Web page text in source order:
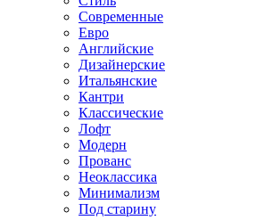
Современные
Евро
Английские
Дизайнерские
Итальянские
Кантри
Классические
Лофт
Модерн
Прованс
Неоклассика
Минимализм
Под старину